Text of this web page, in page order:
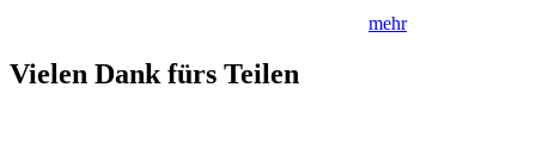
mehr
Vielen Dank fürs Teilen